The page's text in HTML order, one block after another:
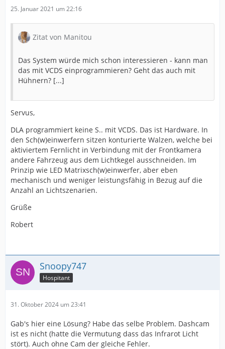
25. Januar 2021 um 22:16
Zitat von Manitou
Das System würde mich schon interessieren - kann man
das mit VCDS einprogrammieren? Geht das auch mit
Hühnern? [...]
Servus,
DLA programmiert keine S.. mit VCDS. Das ist Hardware. In
den Sch(w)einwerfern sitzen konturierte Walzen, welche bei
aktiviertem Fernlicht in Verbindung mit der Frontkamera
andere Fahrzeug aus dem Lichtkegel ausschneiden. Im
Prinzip wie LED Matrixsch(w)einwerfer, aber eben
mechanisch und weniger leistungsfähig in Bezug auf die
Anzahl an Lichtszenarien.
Grüße
Robert
Snoopy747
Hospitant
31. Oktober 2024 um 23:41
Gab's hier eine Lösung? Habe das selbe Problem. Dashcam
ist es nicht (hatte die Vermutung dass das Infrarot Licht
stört). Auch ohne Cam der gleiche Fehler.